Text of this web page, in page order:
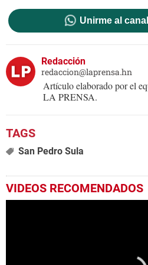
Unirme al
Redacción
redaccion@laprensa.hn
Artículo elaborado por el
LA PRENSA.
San Pedro Sula
VIDEOS RECOMENDADOS